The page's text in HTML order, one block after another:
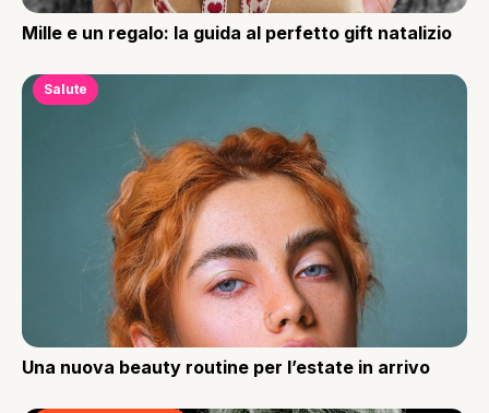
Mille e un regalo: la guida al perfetto gift natalizio
Salute
Una nuova beauty routine per l’estate in arrivo